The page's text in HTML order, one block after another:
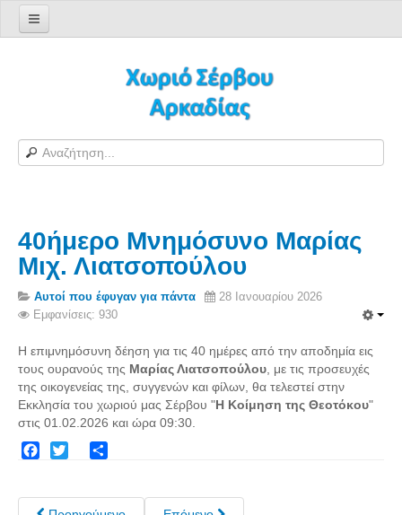
Φόρμα εγγραφής χρήστη
H Ιστοσελίδα μας
Αράπηδες
Αξιοθέατα
Χάρτης ευρύτερης περιοχής
Σέρβου - Δορυφορική Google
Σέρβου και Δήμος Γορτυνίας
Σερβαίοι
Σερβαίοι Συγγραφείς/Λογoτέχνες
40ήμερο Μνημόσυνο Μαρίας
Μιχ. Λιατσοπούλου
Αυτοί που έφυγαν για πάντα
28 Ιανουαρίου 2026
Εμφανίσεις: 930
Η επιμνημόσυνη δέηση για τις 40 ημέρες από την αποδημία εις
τους ουρανούς της Μαρίας Λιατσοπούλου , με τις προσευχές
της οικογενείας της, συγγενών και φίλων, θα τελεστεί στην
Εκκλησία του χωριού μας Σέρβου "Η Κοίμηση της Θεοτόκου"
στις 01.02.2026 και ώρα 09:30.